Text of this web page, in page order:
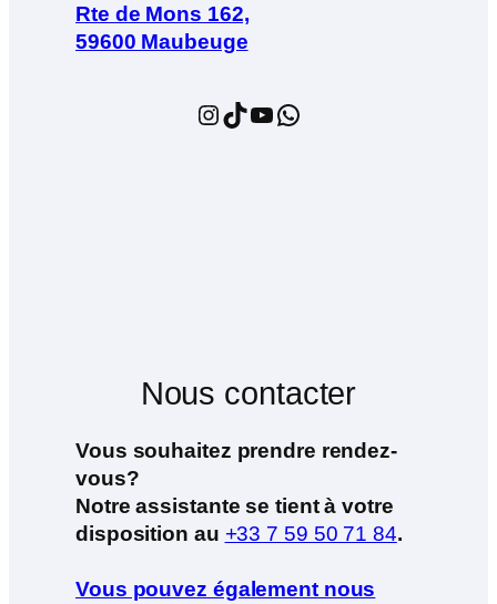
Rte de Mons 162,
59600 Maubeuge
Instagram TikTok YouTube WhatsApp
Nous contacter
Vous souhaitez prendre rendez-
vous?
Notre assistante se tient à votre
disposition au +33 7 59 50 71 84.
Vous pouvez également nous